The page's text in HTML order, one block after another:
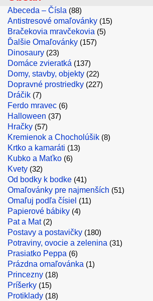
Abeceda – Čísla (88)
Antistresové omaľovánky (15)
Bračekovia mravčekovia (5)
Ďalšie Omaľovánky (157)
Dinosaury (23)
Domáce zvieratká (137)
Domy, stavby, objekty (22)
Dopravné prostriedky (227)
Dráčik (7)
Ferdo mravec (6)
Halloween (37)
Hračky (57)
Kremienok a Chocholúšik (8)
Krtko a kamaráti (13)
Kubko a Maťko (6)
Kvety (32)
Od bodky k bodke (41)
Omaľovánky pre najmenších (51)
Omaľuj podľa čísiel (11)
Papierové bábiky (4)
Pat a Mat(2)
Postavy a postavičky (180)
Potraviny, ovocie a zelenina (31)
Prasiatko Peppa (6)
Prázdna omaľovánka (1)
Princezny (18)
Príšerky (15)
Protiklady (18)